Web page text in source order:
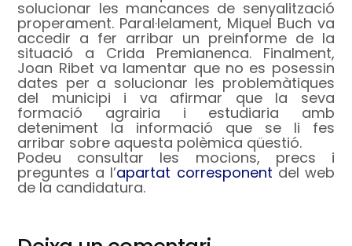
solucionar les mancances de senyalització
properament. Paral·lelament, Miquel Buch va
accedir a fer arribar un preinforme de la
situació a Crida Premianenca. Finalment,
Joan Ribet va lamentar que no es posessin
dates per a solucionar les problemàtiques
del municipi i va afirmar que la seva
formació agrairia i estudiaria amb
deteniment la informació que se li fes
arribar sobre aquesta polèmica qüestió.
Podeu consultar les mocions, precs i
preguntes a l’apartat corresponentdel web
de la candidatura.